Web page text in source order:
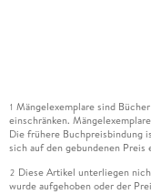
1 Mängelexemplare sind
einschränken.
Die frühere Buchpreisbindung
sich auf den gebundenen Preis
2 Diese Artikel unterliegen
wurde aufgehoben oder der